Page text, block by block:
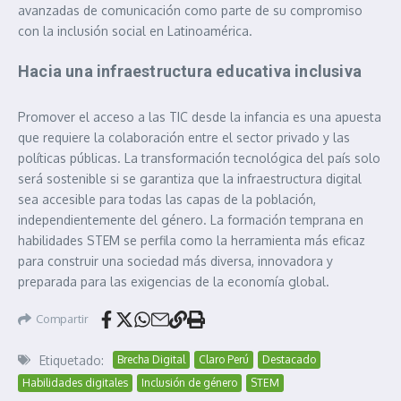
avanzadas de comunicación como parte de su compromiso
con la inclusión social en Latinoamérica.
Hacia una infraestructura educativa inclusiva
Promover el acceso a las TIC desde la infancia es una apuesta
que requiere la colaboración entre el sector privado y las
políticas públicas. La transformación tecnológica del país solo
será sostenible si se garantiza que la infraestructura digital
sea accesible para todas las capas de la población,
independientemente del género. La formación temprana en
habilidades STEM se perfila como la herramienta más eficaz
para construir una sociedad más diversa, innovadora y
preparada para las exigencias de la economía global.
Compartir
Etiquetado: Brecha Digital Claro Perú
Destacado
Habilidades digitales
Inclusión de género STEM